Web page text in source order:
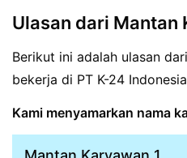
Ulasan dari Mantan
Berikut ini adalah ulasan
bekerja di PT K-24
Kami menyamarkan nama